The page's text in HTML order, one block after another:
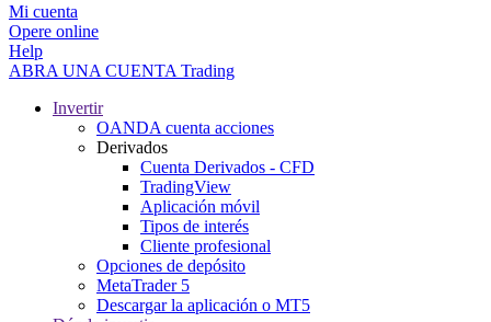
Mi cuenta
Opere online
Help
ABRA UNA CUENTA Trading
Invertir
OANDA cuenta acciones
Derivados
Cuenta Derivados - CFD
TradingView
Aplicación móvil
Tipos de interés
Cliente profesional
Opciones de depósito
MetaTrader 5
Descargar la aplicación o MT5